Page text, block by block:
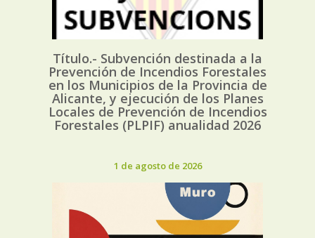
Título.- Subvención destinada a la
Prevención de Incendios Forestales
en los Municipios de la Provincia de
Alicante, y ejecución de los Planes
Locales de Prevención de Incendios
Forestales (PLPIF) anualidad 2026
1 de agosto de 2026